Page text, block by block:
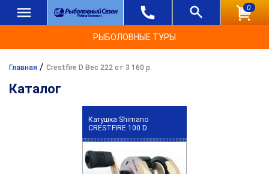
0
РЫБОЛОВНЫЕ ТУРЫ
Главная / Crestfire D Вес 222 от 3 160 р.
Каталог
Катушка Shimano
CRESTFIRE 100 D